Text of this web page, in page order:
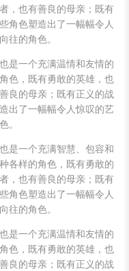
，也有善良的母亲；既有
角色塑造出了一幅幅令人
往的角色。
是一个充满温情和友情的
色，既有勇敢的英雄，也
良的母亲；既有正义的战
出了一幅幅令人惊叹的艺
。
是一个充满智慧、包容和
各样的角色，既有勇敢的
，也有善良的母亲；既有
角色塑造出了一幅幅令人
往的角色。
是一个充满温情和友情的
色，既有勇敢的英雄，也
良的母亲；既有正义的战